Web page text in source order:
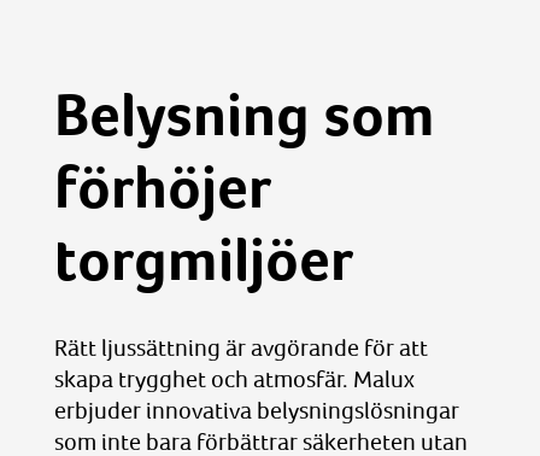
Belysning som
förhöjer
torgmiljöer
Rätt ljussättning är avgörande för att
skapa trygghet och atmosfär. Malux
erbjuder innovativa belysningslösningar
som inte bara förbättrar säkerheten utan